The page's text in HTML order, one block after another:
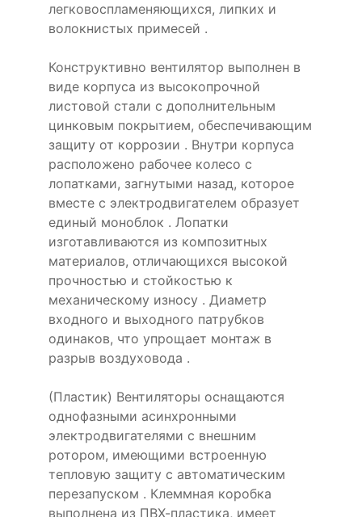
легковоспламеняющихся, липких и
волокнистых примесей .
Конструктивно вентилятор выполнен в
виде корпуса из высокопрочной
листовой стали с дополнительным
цинковым покрытием, обеспечивающим
защиту от коррозии . Внутри корпуса
расположено рабочее колесо с
лопатками, загнутыми назад, которое
вместе с электродвигателем образует
единый моноблок . Лопатки
изготавливаются из композитных
материалов, отличающихся высокой
прочностью и стойкостью к
механическому износу . Диаметр
входного и выходного патрубков
одинаков, что упрощает монтаж в
разрыв воздуховода .
(Пластик) Вентиляторы оснащаются
однофазными асинхронными
электродвигателями с внешним
ротором, имеющими встроенную
тепловую защиту с автоматическим
перезапуском . Клеммная коробка
выполнена из ПВХ-пластика, имеет